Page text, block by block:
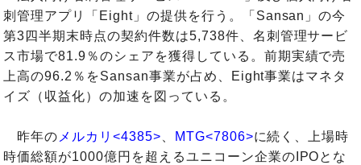
刺管理アプリ「Eight」の提供を行う。「Sansan」の今
第3四半期末時点の契約件数は5,738件、名刺管理サービ
ス市場で81.9％のシェアを獲得している。前期実績で売
上高の96.2％をSansan事業が占め、Eight事業はマネタ
イズ（収益化）の加速を図っている。
昨年の メルカリ<4385> MTG<7806>に続く、上場時
時価総額が1000億円を超えるユニコーン企業のIPOとな